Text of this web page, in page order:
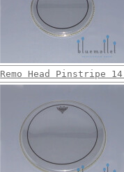
Remo Head Pinstripe